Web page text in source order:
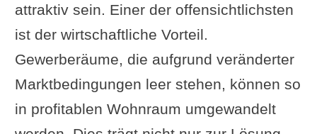
spannend bei der Umnutzung?
Rechtliche Aspekte einer
Umnutzung
Gesetzliche Grundlagen
Baurechtliche Bestimmungen
attraktiv sein. Einer der offensichtlichsten
ist der wirtschaftliche Vorteil.
Gewerberäume, die aufgrund veränderter
Marktbedingungen leer stehen, können so
in profitablen Wohnraum umgewandelt